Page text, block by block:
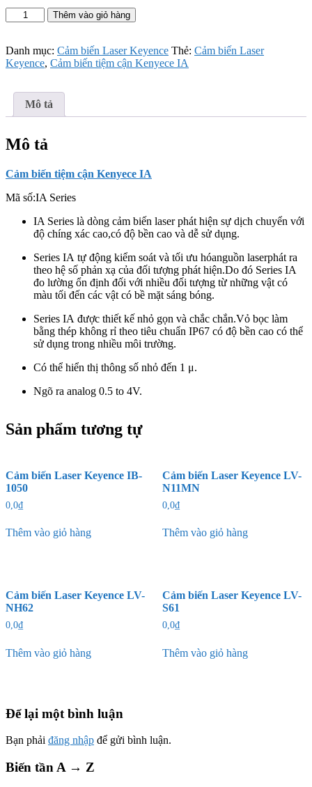
Cảm
biến
cận
Kenyece
lượng
Thêm vào giỏ hàng
Danh mục: Cảm biến Laser Keyence Thẻ: Cảm biến Laser
Keyence, Cảm biến tiệm cận Kenyece IA
Mô tả
Mô tả
Cảm biến tiệm cận Kenyece IA
Mã số:IA Series
IA Series là dòng cảm biến laser phát hiện sự dịch chuyển với
độ chíng xác cao,có độ bền cao và dễ sử dụng.
Series IA tự động kiểm soát và tối ưu hóanguồn laserphát ra
theo hệ số phản xạ của đối tượng phát hiện.Do đó Series IA
đo lường ổn định đối với nhiều đối tượng từ những vật có
màu tối đến các vật có bề mặt sáng bóng.
Series IA được thiết kế nhỏ gọn và chắc chắn.Vỏ bọc làm
bằng thép không rỉ theo tiêu chuẩn IP67 có độ bền cao có thể
sử dụng trong nhiều môi trường.
Có thể hiển thị thông số nhỏ đến 1 μ.
Ngõ ra analog 0.5 to 4V.
Sản phẩm tương tự
Cảm biến Laser Keyence IB-
1050
0,0₫
Thêm vào giỏ hàng
Cảm biến Laser Keyence LV-
N11MN
0,0₫
Thêm vào giỏ hàng
Cảm biến Laser Keyence LV-
NH62
0,0₫
Thêm vào giỏ hàng
Cảm biến Laser Keyence LV-
S61
0,0₫
Thêm vào giỏ hàng
Để lại một bình luận
Bạn phải đăng nhập để gửi bình luận.
Biến tần A → Z